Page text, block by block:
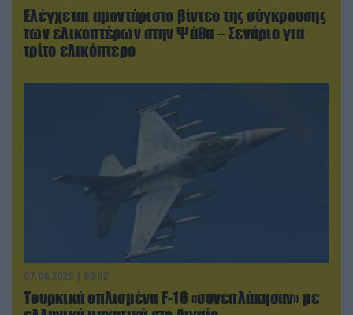
Ελέγχεται αμοντάριστο βίντεο της σύγκρουσης
των ελικοπτέρων στην Ψάθα – Σενάριο για
τρίτο ελικόπτερο
07.08.2026 | 00:02
Τουρκικά οπλισμένα F-16 «συνεπλάκησαν» με